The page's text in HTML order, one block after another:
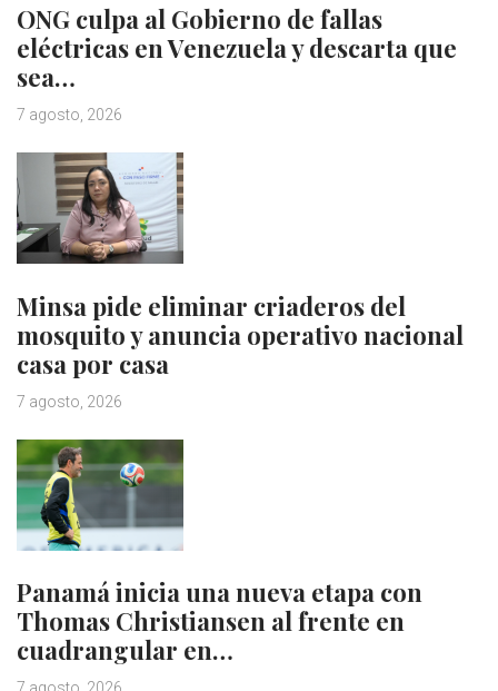
ONG culpa al Gobierno de fallas
eléctricas en Venezuela y descarta que
sea…
7 agosto, 2026
Minsa pide eliminar criaderos del
mosquito y anuncia operativo nacional
casa por casa
7 agosto, 2026
Panamá inicia una nueva etapa con
Thomas Christiansen al frente en
cuadrangular en…